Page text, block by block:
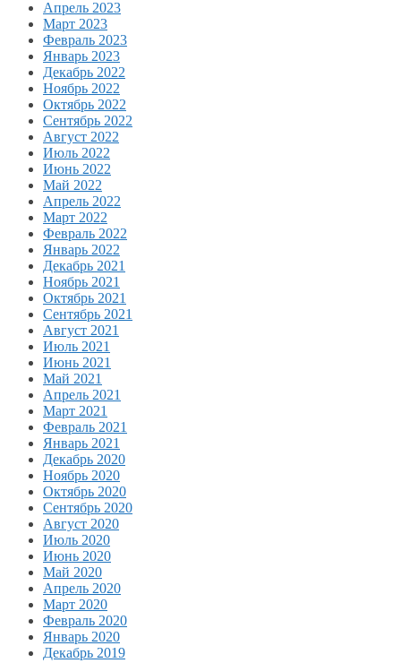
Апрель 2023
Март 2023
Февраль 2023
Январь 2023
Декабрь 2022
Ноябрь 2022
Октябрь 2022
Сентябрь 2022
Август 2022
Июль 2022
Июнь 2022
Май 2022
Апрель 2022
Март 2022
Февраль 2022
Январь 2022
Декабрь 2021
Ноябрь 2021
Октябрь 2021
Сентябрь 2021
Август 2021
Июль 2021
Июнь 2021
Май 2021
Апрель 2021
Март 2021
Февраль 2021
Январь 2021
Декабрь 2020
Ноябрь 2020
Октябрь 2020
Сентябрь 2020
Август 2020
Июль 2020
Июнь 2020
Май 2020
Апрель 2020
Март 2020
Февраль 2020
Январь 2020
Декабрь 2019